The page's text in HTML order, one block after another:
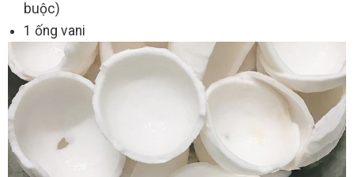
buộc)
1 ống vani